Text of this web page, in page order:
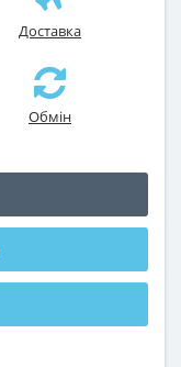
Доставка
Обмін